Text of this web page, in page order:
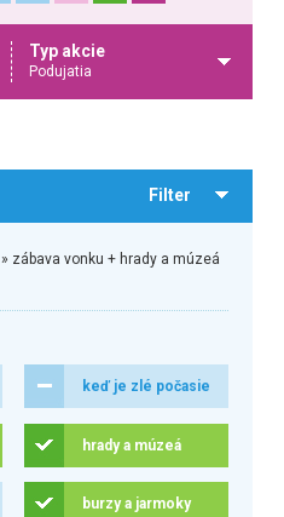
Typ akcie
Podujatia
Filter
» zábava vonku + hrady a múzeá
keď je zlé počasie
hrady a múzeá
burzy a jarmoky